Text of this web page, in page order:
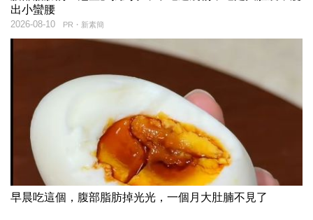
出小蠻腰
PR・新素簡
2026-08-10
早晨吃這個，腹部脂肪掉光光，一個月大肚腩不見了